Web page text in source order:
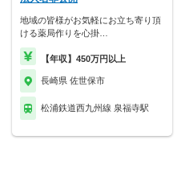
地域の皆様がお気軽にお立ち寄り頂
ける薬局作りを心掛…
【年収】450万円以上
長崎県 佐世保市
松浦鉄道西九州線 泉福寺駅